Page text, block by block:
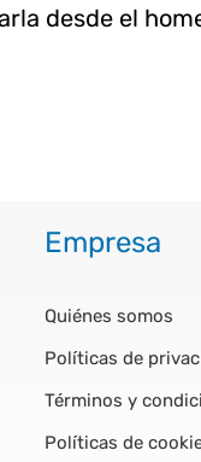
desde el
Empresa
Quiénes somos
Políticas de
Términos y
Políticas de